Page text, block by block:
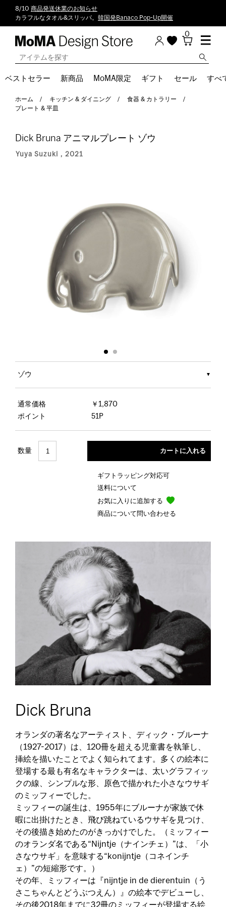
8/10 商品発送休業のお知らせ
カラフルなタオル&スリッパ。 韓国発Banaco Pop-Up開催
0
ベストセラー 新商品 MoMA限定 ギフト セール すべ
ホーム キッチン & ダイニング
食器 & カトラリー
プレート & 平皿
Dick Bruna アニマルプレート ゾウ
Yuya Suzuki，2021
ゾウ
通常価格
￥1,870
ポイント
51P
数量
ギフトラッピング対応可
送料について
お気に入りに追加する
商品について問い合わせる
Dick Bruna
オランダの著名なアーティスト、ディック・ブルーナ
（1927-2017）は、120冊を超える児童書を執筆し、
挿絵を描いたことでよく知られてます。多くの絵本に
登場する最も有名なキャラクターは、太いグラフィッ
クの線、シンプルな形、原色で描かれた小さなウサギ
のミッフィーでした。
ミッフィーの誕生は、1955年にブルーナが家族で休
暇に出掛けたとき、飛び跳ねているウサギを見つけ、
その後描き始めたのがきっかけでした。（ミッフィー
のオランダ名である“Nijntje（ナインチェ）”は、「小
さなウサギ」を意味する“konijntje（コネインチ
ェ）”の短縮形です。）
その年、ミッフィーは『nijntje in de dierentuin（う
さこちゃんとどうぶつえん）』の絵本でデビューし、
その後2018年までに32冊のミッフィーが登場する絵